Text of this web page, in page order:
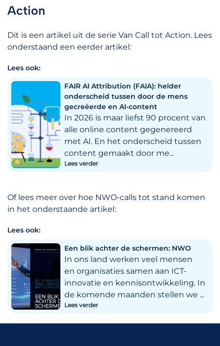
Action
Dit is een artikel uit de serie Van Call tot Action. Lees
onderstaand een eerder artikel:
Lees ook:
FAIR AI Attribution (FAIA): helder
onderscheid tussen door de mens
gecreëerde en AI-content
In 2026 is maar liefst 90 procent van
alle online content gegenereerd
met AI. En het onderscheid tussen
content gemaakt door me...
Lees verder
Of lees meer over hoe NWO-calls tot stand komen
in het onderstaande artikel:
Lees ook:
Een blik achter de schermen: NWO
In ons land werken veel mensen
en organisaties samen aan ICT-
innovatie en kennisontwikkeling. In
de komende maanden stellen we ...
Lees verder